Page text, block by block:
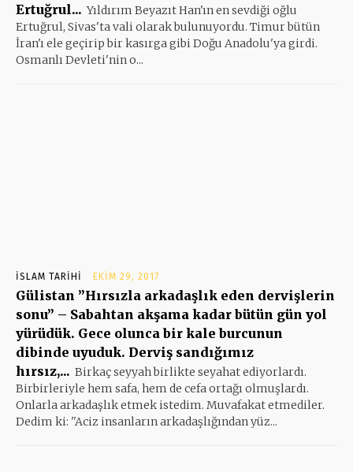
Ertuğrul... Yıldırım Beyazıt Han'ın en sevdiği oğlu
Ertuğrul, Sivas'ta vali olarak bulunuyordu. Timur bütün
İran'ı ele geçirip bir kasırga gibi Doğu Anadolu'ya girdi.
Osmanlı Devleti'nin o...
İSLAM TARIHI EKIM 29, 2017
Gülistan ”Hırsızla arkadaşlık eden dervişlerin
sonu” – Sabahtan akşama kadar bütün gün yol
yürüdük. Gece olunca bir kale burcunun
dibinde uyuduk. Derviş sandığımız
hırsız,... Birkaç seyyah birlikte seyahat ediyorlardı.
Birbirleriyle hem safa, hem de cefa ortağı olmuşlardı.
Onlarla arkadaşlık etmek istedim. Muvafakat etmediler.
Dedim ki: ''Aciz insanların arkadaşlığından yüz...